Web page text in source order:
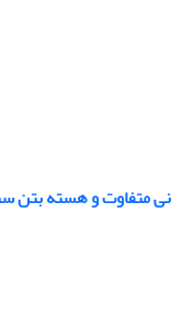
متفاوت و هسته